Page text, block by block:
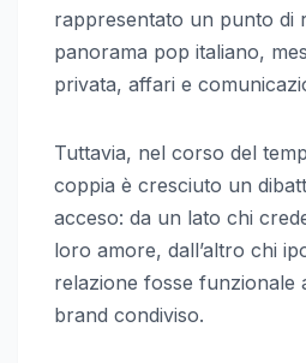
rappresentato un punto di
panorama pop italiano,
privata, affari e
Tuttavia, nel corso del
coppia è cresciuto un
acceso: da un lato chi
loro amore, dall’altro chi
relazione fosse funzionale
brand condiviso.